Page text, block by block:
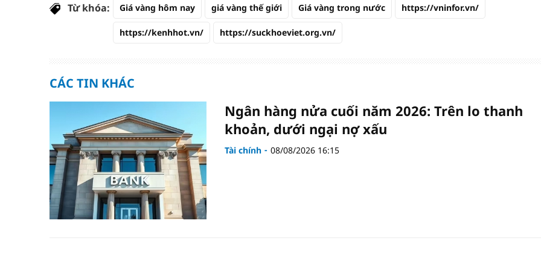
Từ khóa: Giá vàng hôm nay giá vàng thế giới Giá vàng trong nước https://vninfor.vn/
https://kenhhot.vn/ https://suckhoeviet.org.vn/
CÁC TIN KHÁC
Ngân hàng nửa cuối năm 2026: Trên lo thanh
khoản, dưới ngại nợ xấu
Tài chính 08/08/2026 16:15